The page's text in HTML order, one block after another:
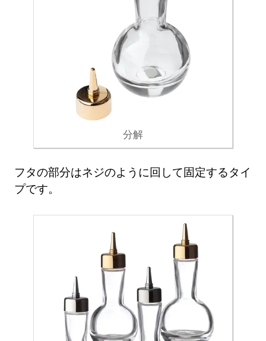
分解
フタの部分はネジのように回して固定するタイ
プです。